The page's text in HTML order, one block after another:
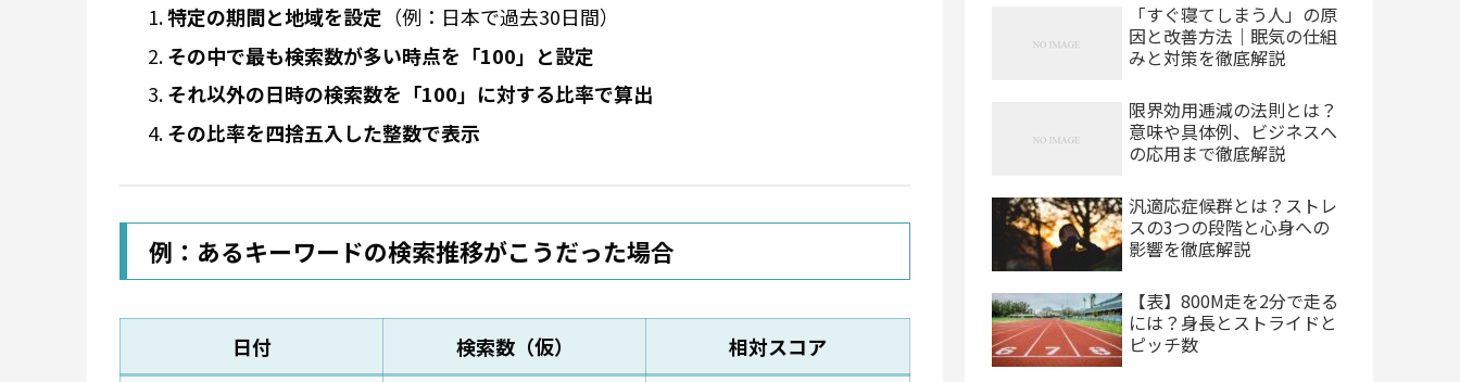
特定の期間と地域を設定 （例：日本で過去30日間）
その中で最も検索数が多い時点を「100」と設定
それ以外の日時の検索数を「100」に対する比率で算出
その比率を四捨五入した整数で表示
例：あるキーワードの検索推移がこうだった場合
日付 検索数（仮） 相対スコア
「すぐ寝てしまう人」の原
因と改善方法｜眠気の仕組
みと対策を徹底解説
限界効用逓減の法則とは？
意味や具体例、ビジネスへ
の応用まで徹底解説
汎適応症候群とは？ストレ
スの3つの段階と心身への
影響を徹底解説
【表】800M走を2分で走る
には？身長とストライドと
ピッチ数